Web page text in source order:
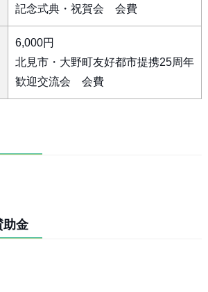
記念式典・祝賀会 会費
6,000円
北見市・大野町友好都市提携25周年
歓迎交流会 会費
助金